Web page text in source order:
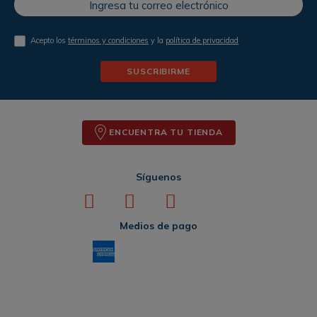
Acepto lostérminos y condiciones y la política de privacidad
SUSCRIBIRME
ENCUENTRA TU TIENDA
Síguenos
Medios de pago